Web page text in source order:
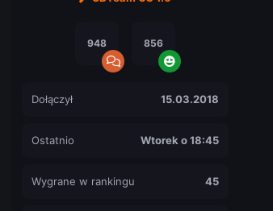
948 856
Dołączył 15.03.2018
Ostatnio Wtorek o 18:45
Wygrane w rankingu 45